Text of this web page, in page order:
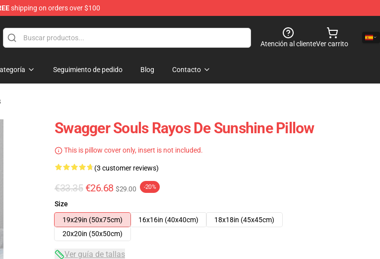
shipping on orders over $100
Atención al clienteVer carrito
Seguimiento de pedido Blog Contacto
Swagger Souls Rayos De Sunshine Pillow
This is pillow cover only, insert is not included.
(3 customer reviews)
€33.35 €26.68 $29.00 -20%
Size
19x29in (50x75cm)
16x16in (40x40cm)
18x18in (45x45cm)
20x20in (50x50cm)
Ver guía de tallas